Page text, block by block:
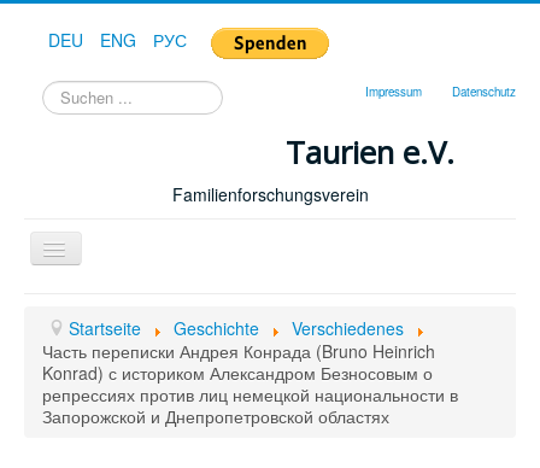
DEU ENG РУС
Suchen
...
Impressum Datenschutz
Taurien e.V.
Familienforschungsverein
Toggle
Navigation
Forum
Hilfe
Geschichte
Startseite Geschichte
Verschiedenes
Часть переписки Андрея Конрада (Bruno Heinrich
Konrad) с историком Александром Безносовым о
репрессиях против лиц немецкой национальности в
Запорожской и Днепропетровской областях